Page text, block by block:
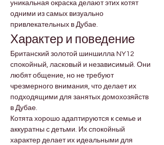
уникальная окраска делают этих котят
одними из самых визуально
привлекательных в Дубае.
Характер и поведение
Британский золотой шиншилла NY12
спокойный, ласковый и независимый. Они
любят общение, но не требуют
чрезмерного внимания, что делает их
подходящими для занятых домохозяйств
в Дубае.
Котята хорошо адаптируются к семье и
аккуратны с детьми. Их спокойный
характер делает их идеальными для